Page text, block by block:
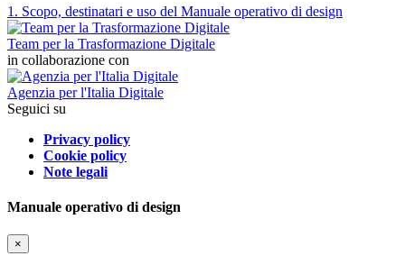
1. Scopo, destinatari e uso del Manuale operativo di design
Team per la Trasformazione Digitale
in collaborazione con
Agenzia per l'Italia Digitale
Seguici su
Privacy policy
Cookie policy
Note legali
Manuale operativo di design
×